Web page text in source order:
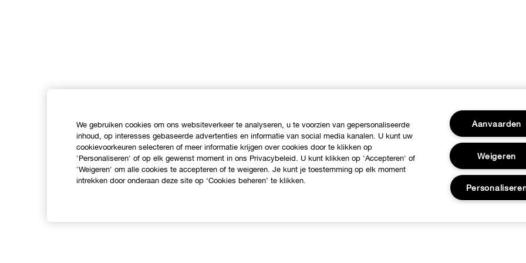
We gebruiken cookies om ons websiteverkeer te analyseren, u te voorzien van gepersonaliseerde
inhoud, op interesses gebaseerde advertenties en informatie van social media kanalen. U kunt uw
cookievoorkeuren selecteren of meer informatie krijgen over cookies door te klikken op
'Personaliseren' of op elk gewenst moment in ons Privacybeleid. U kunt klikken op 'Accepteren' of
'Weigeren' om alle cookies te accepteren of te weigeren. Je kunt je toestemming op elk moment
intrekken door onderaan deze site op ‘Cookies beheren’ te klikken.
Aanvaarden
Weigeren